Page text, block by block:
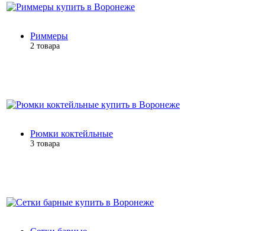
Риммеры
2 товара
Рюмки коктейльные
3 товара